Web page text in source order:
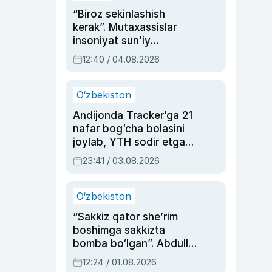
“Biroz sekinlashish
kerak”. Mutaxassislar
insoniyat sun’iy
intellektni boshqara
olmay qolishidan xavotir
12:40 / 04.08.2026
O‘zbekiston
Andijonda Tracker’ga 21
nafar bog‘cha bolasini
joylab, YTH sodir etgan
ayolga sud hukmi o‘qildi
23:41 / 03.08.2026
O‘zbekiston
“Sakkiz qator she’rim
boshimga sakkizta
bomba bo‘lgan”. Abdulla
Oripovni siyosiy
12:24 / 01.08.2026